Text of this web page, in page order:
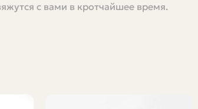
инженерных конструкций. Эта
из поездок по заводам — тот опыт
писать просто, без занудства, и
с вами в кротчайшее время.